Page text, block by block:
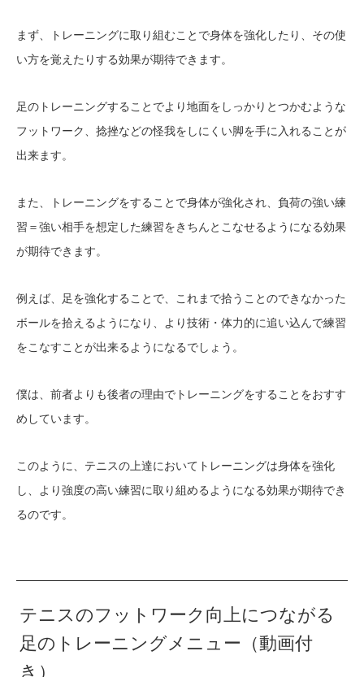
まず、トレーニングに取り組むことで身体を強化したり、その使
い方を覚えたりする効果が期待できます。
足のトレーニングすることでより地面をしっかりとつかむような
フットワーク、捻挫などの怪我をしにくい脚を手に入れることが
出来ます。
また、トレーニングをすることで身体が強化され、負荷の強い練
習＝強い相手を想定した練習をきちんとこなせるようになる効果
が期待できます。
例えば、足を強化することで、これまで拾うことのできなかった
ボールを拾えるようになり、より技術・体力的に追い込んで練習
をこなすことが出来るようになるでしょう。
僕は、前者よりも後者の理由でトレーニングをすることをおすす
めしています。
このように、テニスの上達においてトレーニングは身体を強化
し、より強度の高い練習に取り組めるようになる効果が期待でき
るのです。
テニスのフットワーク向上につながる
足のトレーニングメニュー（動画付
き）